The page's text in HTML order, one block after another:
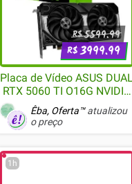
R$5599.99
R$3999.99
Placa de Vídeo ASUS
RTX 5060 TI O16G NVIDIA
GeForce, 16GB GDDR7,
2602MHz, 128 bits,
OpenGL4.6, DLSS 4, Ray
M0NA00
Êba, Oferta™atualizou
o preço
1h